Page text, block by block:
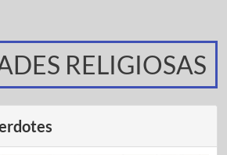
RELIGIOSAS